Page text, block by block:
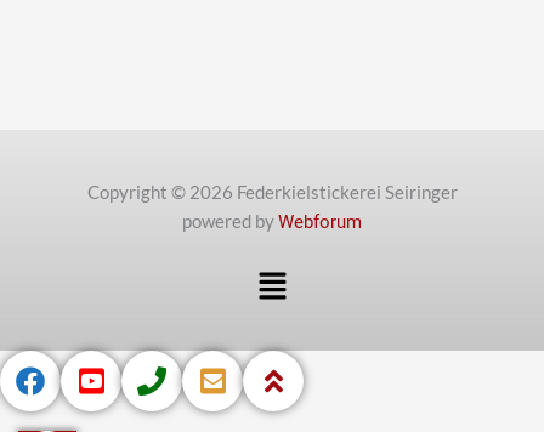
Copyright © 2026 Federkielstickerei Seiringer
powered byWebforum
Menü